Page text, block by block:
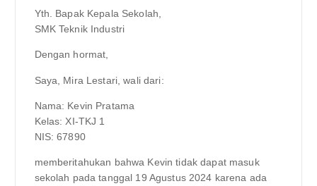
Yth. Bapak Kepala Sekolah,
SMK Teknik Industri
Dengan hormat,
Saya, Mira Lestari, wali dari:
Nama: Kevin Pratama
Kelas: XI-TKJ 1
NIS: 67890
memberitahukan bahwa Kevin tidak dapat masuk
sekolah pada tanggal 19 Agustus 2024 karena ada